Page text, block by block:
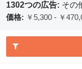
1302つの広告: その
価格: ￥5,300 - ￥